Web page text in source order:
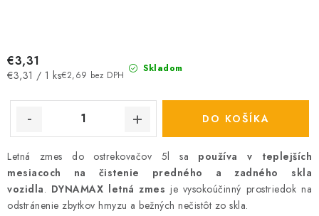
Skladom
€2,69 bez DPH
€3,31
Jednotková
€3,31 / 1 ks
DO KOŠÍKA
Letná zmes do ostrekovačov 5l sa používa v teplejších
mesiacoch na čistenie predného a zadného skla
vozidla. DYNAMAX letná zmesje vysokoúčinný prostriedok na
odstránenie zbytkov hmyzu a bežných nečistôt zo skla.